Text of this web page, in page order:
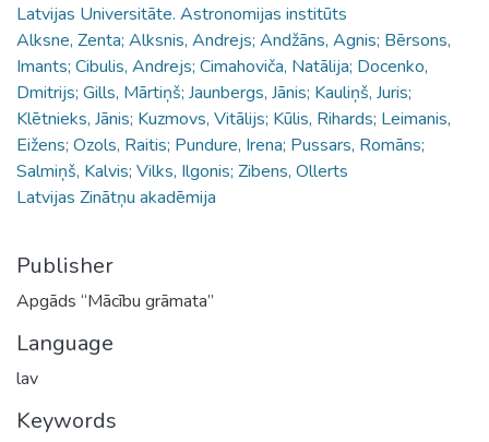
Latvijas Universitāte. Astronomijas institūts
Alksne, Zenta; Alksnis, Andrejs; Andžāns, Agnis; Bērsons,
Imants; Cibulis, Andrejs; Cimahoviča, Natālija; Docenko,
Dmitrijs; Gills, Mārtiņš; Jaunbergs, Jānis; Kauliņš, Juris;
Klētnieks, Jānis; Kuzmovs, Vitālijs; Kūlis, Rihards; Leimanis,
Eižens; Ozols, Raitis; Pundure, Irena; Pussars, Romāns;
Salmiņš, Kalvis; Vilks, Ilgonis; Zibens, Ollerts
Latvijas Zinātņu akadēmija
Publisher
Apgāds “Mācību grāmata”
Language
lav
Keywords